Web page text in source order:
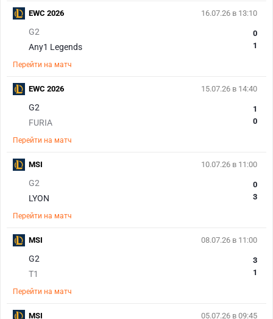
16.07.26 в 13:10
G2
Any1 Legends
0
1
Перейти на матч
EWC 2026
15.07.26 в 14:40
G2
FURIA
1
0
Перейти на матч
EWC 2026
10.07.26 в 11:00
G2
LYON
0
3
Перейти на матч
MSI
08.07.26 в 11:00
G2
T1
3
1
Перейти на матч
MSI
05.07.26 в 09:45
MSI